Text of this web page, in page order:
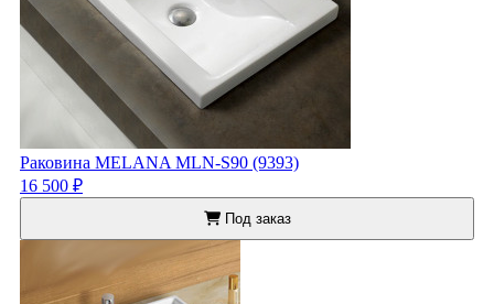
Раковина MELANA MLN-S90 (9393)
16 500 ₽
Под заказ